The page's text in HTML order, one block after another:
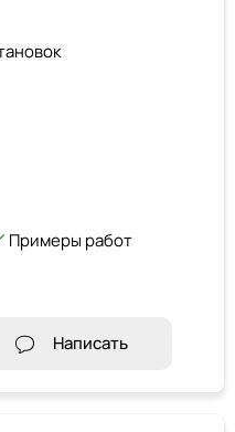
Примеры работ
Написать